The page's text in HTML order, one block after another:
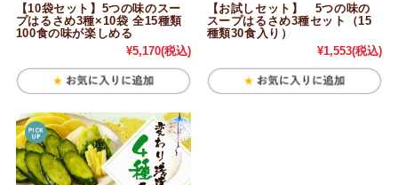
【10袋セット】5つの味のスー
プはるさめ3種×10袋 全15種類
100食の味が楽しめる
¥5,170(税込)
【お試しセット】 5つの味の
スープはるさめ3種セット（15
種類30食入り）
¥1,553(税込)